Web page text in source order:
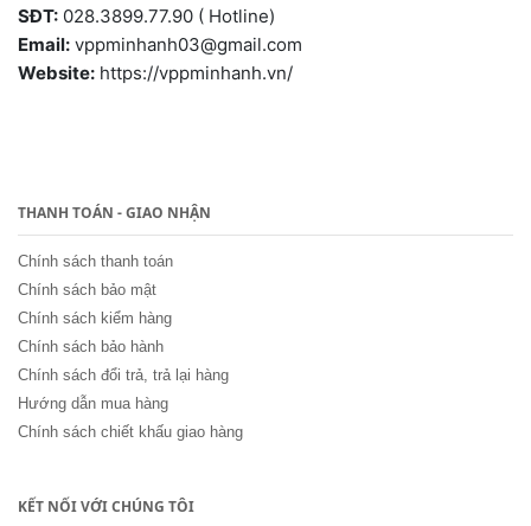
SĐT: 028.3899.77.90 ( Hotline)
Email: vppminhanh03@gmail.com
Website: https://vppminhanh.vn/
THANH TOÁN - GIAO NHẬN
Chính sách thanh toán
Chính sách bảo mật
Chính sách kiểm hàng
Chính sách bảo hành
Chính sách đổi trả, trả lại hàng
Hướng dẫn mua hàng
Chính sách chiết khấu giao hàng
KẾT NỐI VỚI CHÚNG TÔI